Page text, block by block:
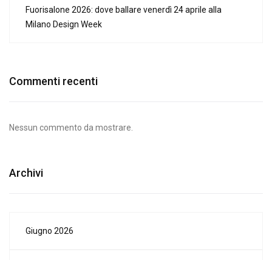
Fuorisalone 2026: dove ballare venerdì 24 aprile alla
Milano Design Week
Commenti recenti
Nessun commento da mostrare.
Archivi
Giugno 2026